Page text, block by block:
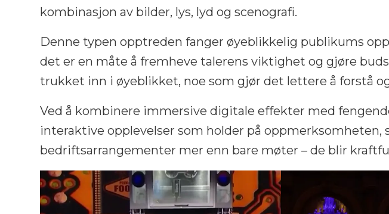
kombinasjon av bilder, lys, lyd og scenografi.
Denne typen opptreden fanger øyeblikkelig publikums
det er en måte å fremheve talerens viktighet og gjøre
trukket inn i øyeblikket, noe som gjør det lettere å forstå
Ved å kombinere immersive digitale effekter med
interaktive opplevelser som holder på
bedriftsarrangementer mer enn bare møter – de blir